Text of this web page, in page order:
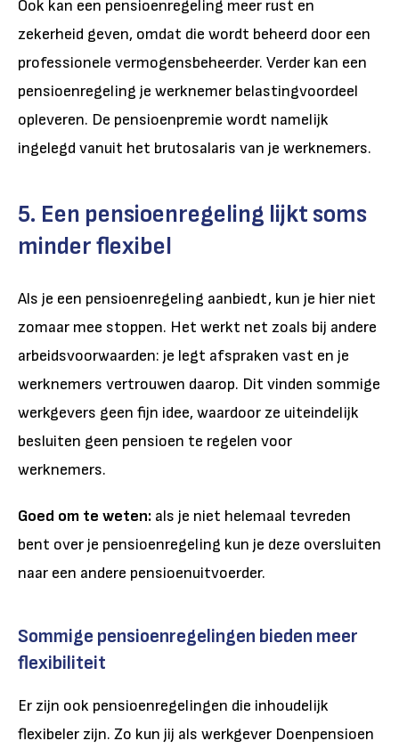
Ook kan een pensioenregeling meer rust en
zekerheid geven, omdat die wordt beheerd door een
professionele vermogensbeheerder. Verder kan een
pensioenregeling je werknemer belastingvoordeel
opleveren. De pensioenpremie wordt namelijk
ingelegd vanuit het brutosalaris van je werknemers.
5. Een pensioenregeling lijkt soms
minder flexibel
Als je een pensioenregeling aanbiedt, kun je hier niet
zomaar mee stoppen. Het werkt net zoals bij andere
arbeidsvoorwaarden: je legt afspraken vast en je
werknemers vertrouwen daarop. Dit vinden sommige
werkgevers geen fijn idee, waardoor ze uiteindelijk
besluiten geen pensioen te regelen voor
werknemers.
Goed om te weten: als je niet helemaal tevreden
bent over je pensioenregeling kun je deze oversluiten
naar een andere pensioenuitvoerder.
Sommige pensioenregelingen bieden meer
flexibiliteit
Er zijn ook pensioenregelingen die inhoudelijk
flexibeler zijn. Zo kun jij als werkgever Doenpensioen